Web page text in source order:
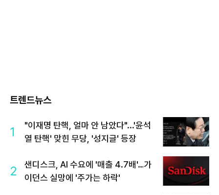
트렌드뉴스
1
"이재명 탄핵, 얼마 안 남았다"...'윤석
열 탄핵' 맞힌 무당, '성지글' 등장
2
샌디스크, AI 수요에 '매출 4.7배'…가
이던스 실망에 '주가는 하락'